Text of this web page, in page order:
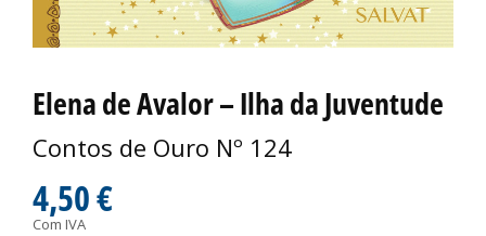
Elena de Avalor – Ilha da Juventude
Contos de Ouro Nº 124
4,50 €
Com IVA